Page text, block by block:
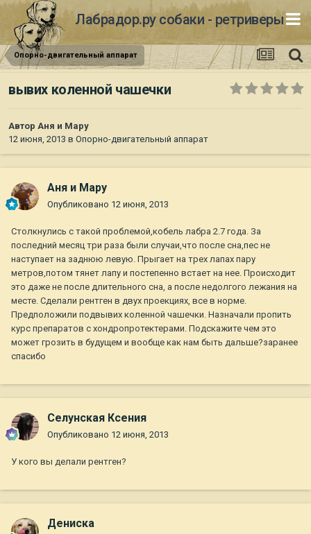
Лабрадор.ру собаки - ретриверы
Опорно-двигательный аппарат
вывих коленной чашечки
Автор Аня и Мару
12 июня, 2013 в Опорно-двигательный аппарат
Аня и Мару
Опубликовано 12 июня, 2013
Столкнулись с такой проблемой,кобель лабра 2.7 года. За
последний месяц три раза были случаи,что после сна,пес не
наступает на заднюю левую. Прыгает на трех лапах пару
метров,потом тянет лапу и постепенно встает на нее. Происходит
это даже не после длительного сна, а после недолгого лежания на
месте. Сделали рентген в двух проекциях, все в норме.
Предположили подвывих коленной чашечки. Назначали пропить
курс препаратов с хондропротектерами. Подскажите чем это
может грозить в будущем и вообще как нам быть дальше?заранее
спасибо
Селунская Ксения
Опубликовано 12 июня, 2013
У кого вы делали рентген?
Дениска